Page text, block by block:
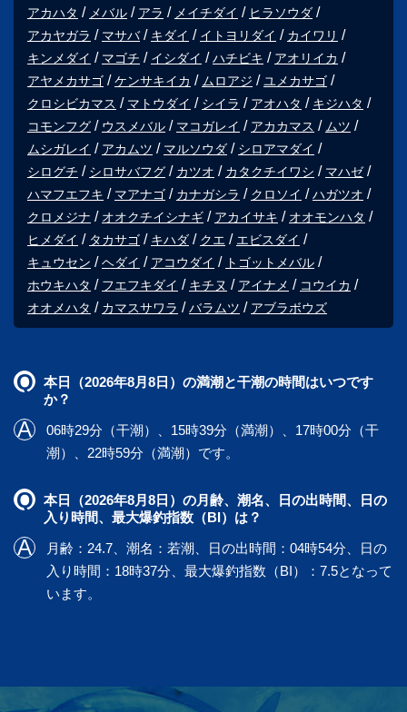
アカハタ メバル アラ メイチダイ
ヒラソウダ
アカヤガラ
マサバ キダイ イトヨリダイ
カイワリ
キンメダイ
マゴチ イシダイ ハチビキ
アオリイカ
アヤメカサゴ
ケンサキイカ ムロアジ
ユメカサゴ
クロシビカマス
マトウダイ シイラ アオハタ
キジハタ
コモンフグ
ウスメバル マコガレイ アカカマス
ムツ
ムシガレイ
アカムツ マルソウダ
シロアマダイ
シログチ
シロサバフグ カツオ カタクチイワシ
マハゼ
ハマフエフキ
マアナゴ カナガシラ クロソイ
ハガツオ
クロメジナ
オオクチイシナギ アカイサキ
オオモンハタ
ヒメダイ
タカサゴ キハダ クエ
エビスダイ
キュウセン
ヘダイ アコウダイ
トゴットメバル
ホウキハタ
フエフキダイ キチヌ アイナメ
コウイカ
オオメハタ
カマスサワラ バラムツ アブラボウズ
本日（2026年8月8日）の満潮と干潮の時間はいつです
か？
06時29分（干潮）、15時39分（満潮）、17時00分（干
潮）、22時59分（満潮）です。
本日（2026年8月8日）の月齢、潮名、日の出時間、日の
入り時間、最大爆釣指数（BI）は？
月齢：24.7、潮名：若潮、日の出時間：04時54分、日の
入り時間：18時37分、最大爆釣指数（BI）：7.5となって
います。